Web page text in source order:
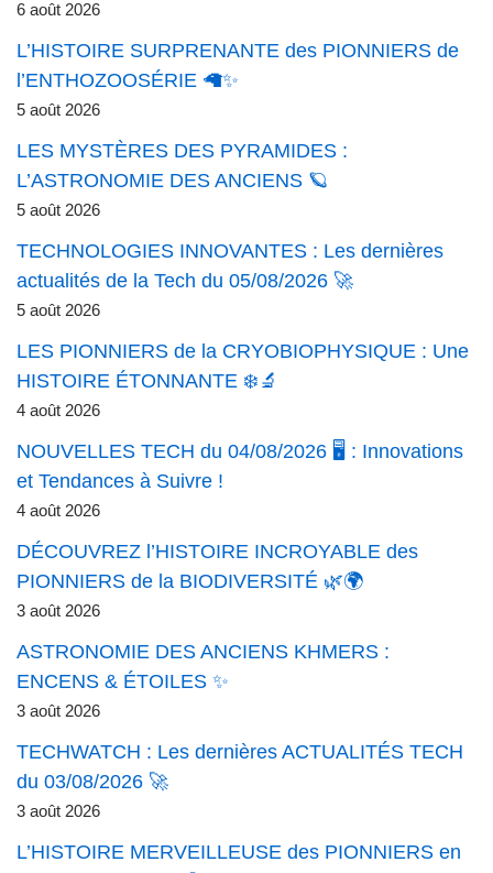
6 août 2026
L’HISTOIRE SURPRENANTE des PIONNIERS de
l’ENTHOZOOSÉRIE 🦙✨
5 août 2026
LES MYSTÈRES DES PYRAMIDES :
L’ASTRONOMIE DES ANCIENS 🪐
5 août 2026
TECHNOLOGIES INNOVANTES : Les dernières
actualités de la Tech du 05/08/2026 🚀
5 août 2026
LES PIONNIERS de la CRYOBIOPHYSIQUE : Une
HISTOIRE ÉTONNANTE ❄️🔬
4 août 2026
NOUVELLES TECH du 04/08/2026 🖥️ : Innovations
et Tendances à Suivre !
4 août 2026
DÉCOUVREZ l’HISTOIRE INCROYABLE des
PIONNIERS de la BIODIVERSITÉ 🌿🌍
3 août 2026
ASTRONOMIE DES ANCIENS KHMERS :
ENCENS & ÉTOILES ✨
3 août 2026
TECHWATCH : Les dernières ACTUALITÉS TECH
du 03/08/2026 🚀
3 août 2026
L’HISTOIRE MERVEILLEUSE des PIONNIERS en